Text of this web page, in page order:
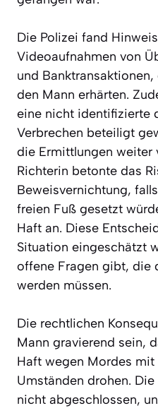
Die Polizei fand
Videoaufnahmen von
und
den Mann erhärten.
eine nicht identifizierte
Verbrechen beteiligt
die Ermittlungen weiter
Richterin betonte das
Beweisvernichtung,
freien Fuß gesetzt
Haft an. Diese
Situation eingeschätzt
offene Fragen gibt, die
werden müssen.
Die rechtlichen
Mann gravierend sein,
Haft wegen Mordes mit
Umständen drohen.
nicht abgeschlossen,